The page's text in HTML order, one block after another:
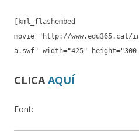
[kml_flashembed
movie="http://
a.swf" width="425"
CLICAAQUÍ
Font: